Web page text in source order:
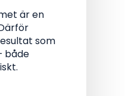
är en
som
både